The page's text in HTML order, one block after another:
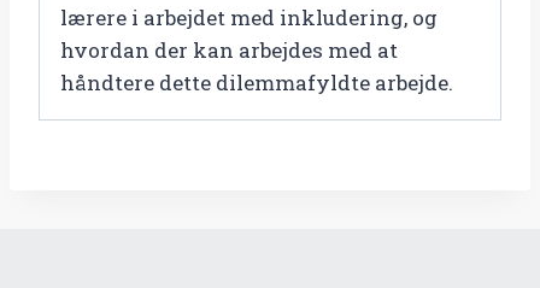
lærere i arbejdet med inkludering, og
hvordan der kan arbejdes med at
håndtere dette dilemmafyldte arbejde.